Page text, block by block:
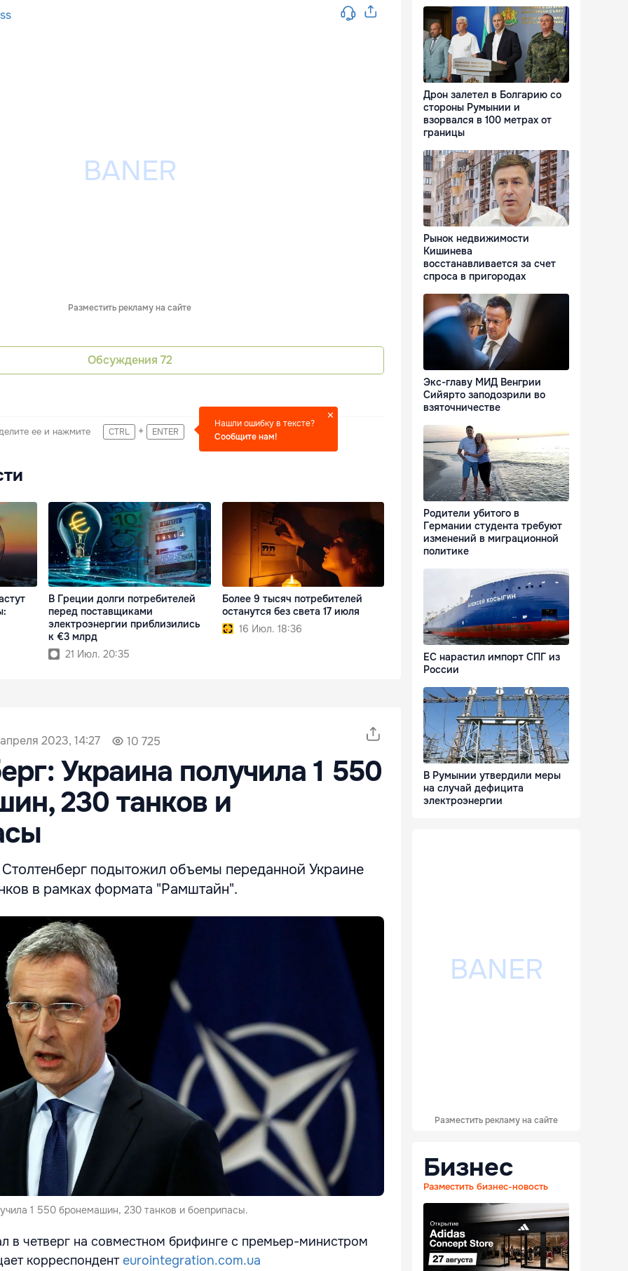
Разместить рекламу на сайте
Обсуждения 72
ее и нажмите CTRL + ENTER
Нашли ошибку в тексте?
Сообщите нам!
В Греции долги потребителей
перед поставщиками
электроэнергии приблизились
к €3 млрд
21 Июл. 20:35
Более 9 тысяч потребителей
останутся без света 17 июля
16 Июл. 18:36
2023, 14:27 10 725
Украина получила 1 550
230 танков и
подытожил объемы переданной Украине
в рамках формата "Рамштайн".
1 550 бронемашин, 230 танков и боеприпасы.
в четверг на совместном брифинге с премьер-министром
корреспондентeurointegration.com.ua
Дрон залетел в Болгарию со
стороны Румынии и
взорвался в 100 метрах от
границы
Рынок недвижимости
Кишинева
восстанавливается за счет
спроса в пригородах
Экс-главу МИД Венгрии
Сийярто заподозрили во
взяточничестве
Родители убитого в
Германии студента требуют
изменений в миграционной
политике
ЕС нарастил импорт СПГ из
России
В Румынии утвердили меры
на случай дефицита
электроэнергии
Разместить рекламу на сайте
Бизнес
Разместить бизнес-новость